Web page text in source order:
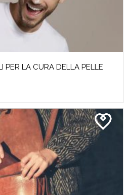
PER LA CURA DELLA PELLE